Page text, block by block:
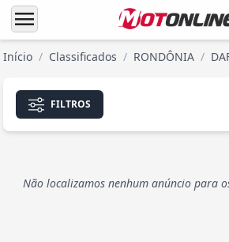
menu
Início / Classificados / RONDÔNIA /
FILTROS
Não localizamos nenhum anúncio para